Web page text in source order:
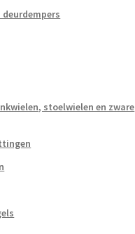
deurdempers
stoelwielen en zware